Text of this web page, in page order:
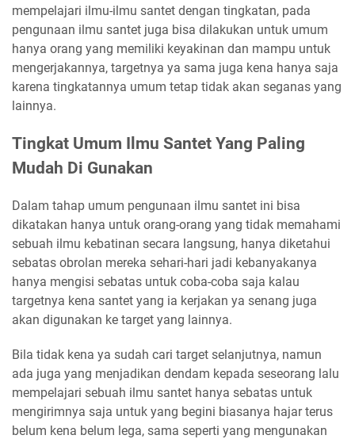
mempelajari ilmu-ilmu santet dengan tingkatan, pada
pengunaan ilmu santet juga bisa dilakukan untuk umum
hanya orang yang memiliki keyakinan dan mampu untuk
mengerjakannya, targetnya ya sama juga kena hanya saja
karena tingkatannya umum tetap tidak akan seganas yang
lainnya.
Tingkat Umum Ilmu Santet Yang Paling
Mudah Di Gunakan
Dalam tahap umum pengunaan ilmu santet ini bisa
dikatakan hanya untuk orang-orang yang tidak memahami
sebuah ilmu kebatinan secara langsung, hanya diketahui
sebatas obrolan mereka sehari-hari jadi kebanyakanya
hanya mengisi sebatas untuk coba-coba saja kalau
targetnya kena santet yang ia kerjakan ya senang juga
akan digunakan ke target yang lainnya.
Bila tidak kena ya sudah cari target selanjutnya, namun
ada juga yang menjadikan dendam kepada seseorang lalu
mempelajari sebuah ilmu santet hanya sebatas untuk
mengirimnya saja untuk yang begini biasanya hajar terus
belum kena belum lega, sama seperti yang mengunakan